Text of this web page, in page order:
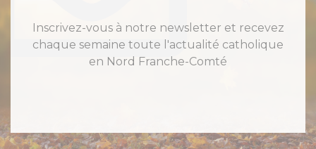
Inscrivez-vous à notre newsletter et recevez
chaque semaine toute l'actualité catholique
en Nord Franche-Comté